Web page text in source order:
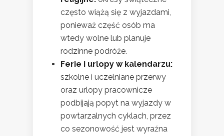
często wiążą się z wyjazdami,
ponieważ część osób ma
wtedy wolne lub planuje
rodzinne podróże.
Ferie i urlopy w kalendarzu:
szkolne i uczelniane przerwy
oraz urlopy pracownicze
podbijają popyt na wyjazdy w
powtarzalnych cyklach, przez
co sezonowość jest wyraźna